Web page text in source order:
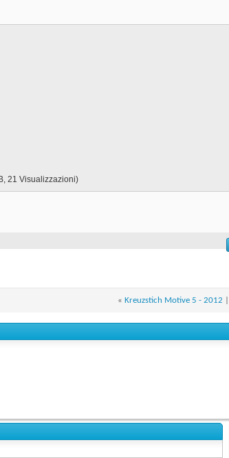
21 Visualizzazioni)
« Kreuzstich Motive 5 - 2012